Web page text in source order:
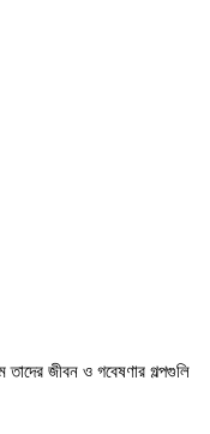
তাদের জীবন ও গবেষণার গল্পগুলি